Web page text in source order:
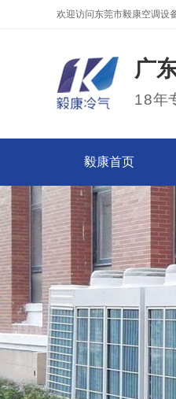
欢迎访问东莞市毅康空调设
广
18年
毅康首页